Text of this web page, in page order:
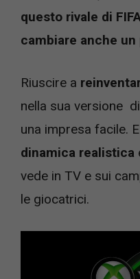
questo rivale di
cambiare anche un
Riuscire a
nella sua versione
una impresa facile.
dinamica realistica
vede in TV e sui
le giocatrici.